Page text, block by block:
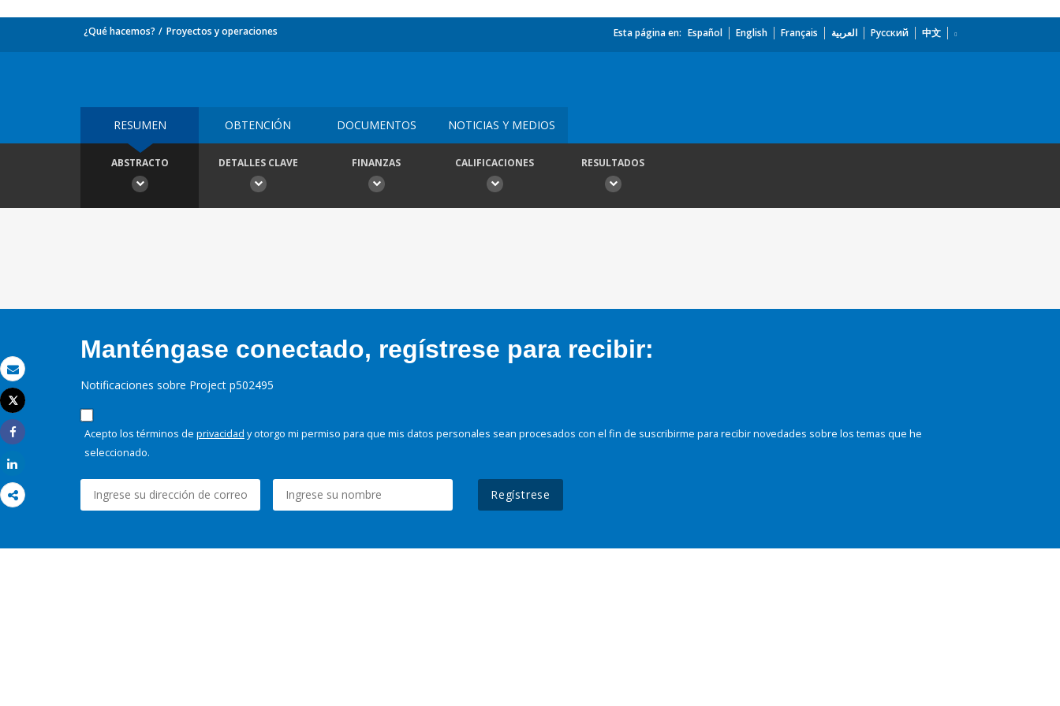
Correo electrónico
Imprimir
Tweet
Share
¿Qué hacemos? Proyectos y operaciones Esta página en: Español English Français العربية Русский 中文
RESUMEN OBTENCIÓN DOCUMENTOS NOTICIAS Y MEDIOS
ABSTRACTO DETALLES CLAVE FINANZAS CALIFICACIONES RESULTADOS
Manténgase conectado, regístrese para recibir:
Notificaciones sobre Project p502495
Acepto los términos de privacidad y otorgo mi permiso para que mis datos personales sean procesados con el fin de suscribirme para recibir novedades sobre los temas que he
seleccionado.
Regístrese